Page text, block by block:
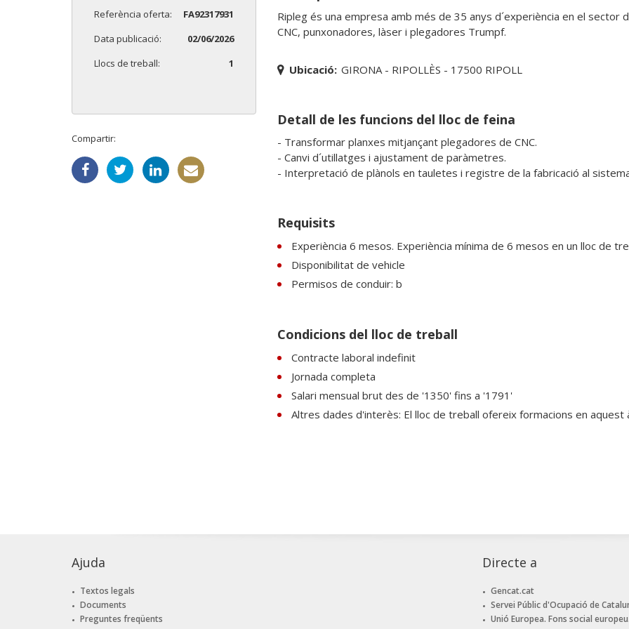
Referència oferta:
FA92317931
Data publicació:
02/06/2026
Llocs de treball:
1
Compartir:
Ripleg és una empresa amb més de 35 anys d´experiència en el
CNC, punxonadores, làser i plegadores Trumpf.
Ubicació: GIRONA - RIPOLLÈS - 17500 RIPOLL
Detall de les funcions del lloc de feina
- Transformar planxes mitjançant plegadores de CNC.
- Canvi d´utillatges i ajustament de paràmetres.
Requisits
Experiència 6 mesos. Experiència mínima de 6 mesos en un lloc de
Disponibilitat de vehicle
Permisos de conduir: b
Condicions del lloc de treball
Contracte laboral indefinit
Jornada completa
Salari mensual brut des de '1350' fins a '1791'
Altres dades d'interès: El lloc de treball ofereix formacions en aquest
Ajuda
Textos legals
Documents
Preguntes freqüents
Directe a
Gencat.cat
Servei Públic d'Ocupació de
Unió Europea. Fons social